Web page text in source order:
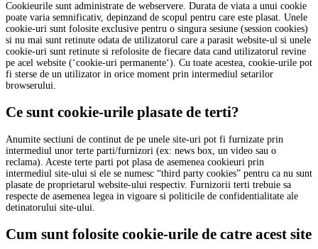
Cookieurile sunt administrate de webservere. Durata de viata a unui cookie
poate varia semnificativ, depinzand de scopul pentru care este plasat. Unele
cookie-uri sunt folosite exclusive pentru o singura sesiune (session cookies)
si nu mai sunt retinute odata de utilizatorul care a parasit website-ul si unele
cookie-uri sunt retinute si refolosite de fiecare data cand utilizatorul revine
pe acel website (‘cookie-uri permanente‘). Cu toate acestea, cookie-urile pot
fi sterse de un utilizator in orice moment prin intermediul setarilor
browserului.
Ce sunt cookie-urile plasate de terti?
Anumite sectiuni de continut de pe unele site-uri pot fi furnizate prin
intermediul unor terte parti/furnizori (ex: news box, un video sau o
reclama). Aceste terte parti pot plasa de asemenea cookieuri prin
intermediul site-ului si ele se numesc “third party cookies” pentru ca nu sunt
plasate de proprietarul website-ului respectiv. Furnizorii terti trebuie sa
respecte de asemenea legea in vigoare si politicile de confidentialitate ale
detinatorului site-ului.
Cum sunt folosite cookie-urile de catre acest site